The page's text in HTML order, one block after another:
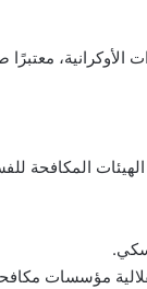
الأوكرانية، معتبرًا
المكافحة
مؤسسات